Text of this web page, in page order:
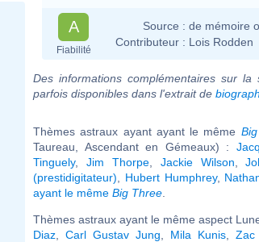
A
Fiabilité
Source : de mémoire
Contributeur : Lois Rodden
Des informations complémentaires sur
parfois disponibles dans l'extrait de
Thèmes astraux ayant ayant le même
Taureau, Ascendant en Gémeaux) :
Tinguely, Jim Thorpe, Jackie Wilson ,
(prestidigitateur)
Hubert Humphrey,
ayant le même Big Three
Thèmes astraux ayant le même aspect
Diaz
Carl Gustav Jung Mila Kunis, Zac